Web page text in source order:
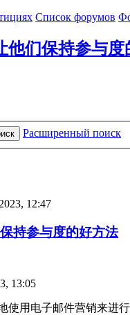
Список форумов
他们保持参与度
Расширенный поиск
12:47
持参与度的好方法
13:05
使用电子邮件营销来进